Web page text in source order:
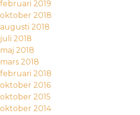
februari 2019
oktober 2018
augusti 2018
juli 2018
maj 2018
mars 2018
februari 2018
oktober 2016
oktober 2015
oktober 2014